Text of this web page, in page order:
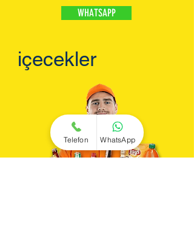
WHATSAPP
içecekler
Telefon WhatsApp